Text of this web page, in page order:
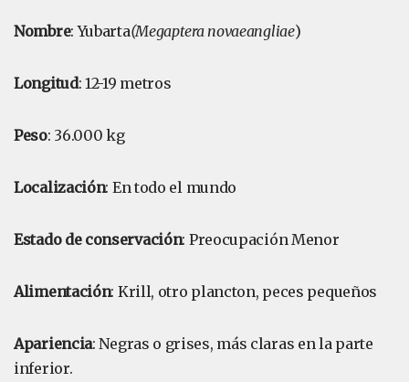
Nombre: Yubarta(Megaptera novaeangliae)
Longitud: 12-19 metros
Peso: 36.000 kg
Localización: En todo el mundo
Estado de conservación: Preocupación Menor
Alimentación: Krill, otro plancton, peces pequeños
Apariencia: Negras o grises, más claras en la parte
inferior.